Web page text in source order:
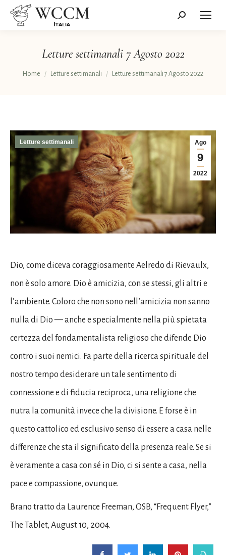
Cerca:
Letture settimanali 7 Agosto 2022
Tu sei qui:
Home Letture settimanali Letture settimanali 7 Agosto 2022
Ago
9
2022
Letture settimanali
Dio, come diceva coraggiosamente Aelredo di Rievaulx,
non è solo amore. Dio è amicizia, con se stessi, gli altri e
l’ambiente. Coloro che non sono nell’amicizia non sanno
nulla di Dio — anche e specialmente nella più spietata
certezza del fondamentalista religioso che difende Dio
contro i suoi nemici. Fa parte della ricerca spirituale del
nostro tempo desiderare un tale sentimento di
connessione e di fiducia reciproca, una religione che
nutra la comunità invece che la divisione. E forse è in
questo cattolico ed esclusivo senso di essere a casa nelle
differenze che sta il significato della presenza reale. Se si
è veramente a casa con sé in Dio, ci si sente a casa, nella
pace e compassione, ovunque.
Brano tratto da Laurence Freeman, OSB, “Frequent Flyer,”
The Tablet, August 10, 2004.